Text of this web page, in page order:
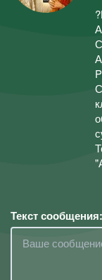
Текст сообщения: